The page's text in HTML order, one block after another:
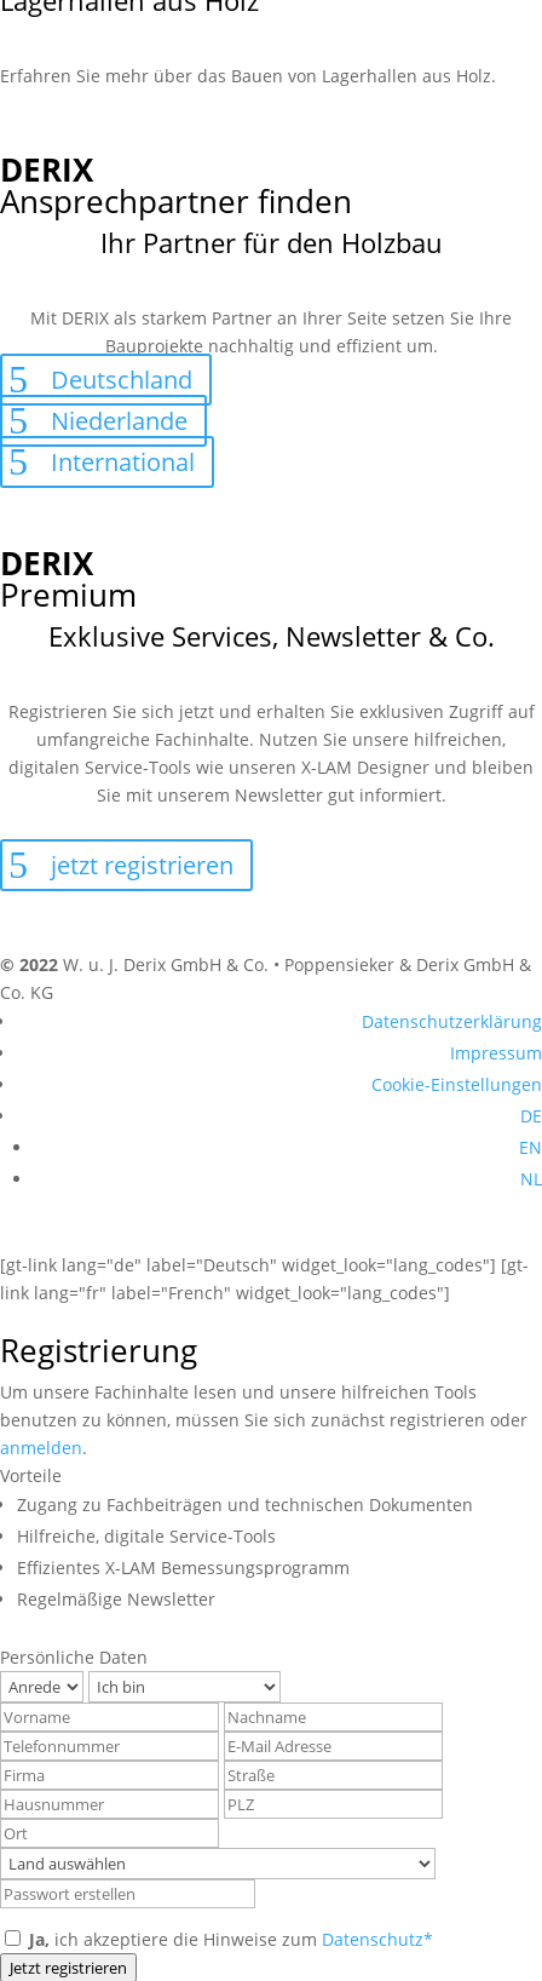
Erfahren Sie mehr über das Bauen von Lager­hallen aus Holz.
DERIX
Ansprechpartner finden
Ihr Partner für den Holzbau
Mit DERIX als starkem Partner an Ihrer Seite setzen Sie Ihre
Bauprojekte nachhaltig und effizient um.
Deutschland
Niederlande
International
DERIX
Premium
Exklusive Services, Newsletter & Co.
Registrieren Sie sich jetzt und erhalten Sie exklusiven Zugriff auf
umfangreiche Fachinhalte. Nutzen Sie unsere hilfreichen,
digitalen Service-Tools wie unseren X-LAM Designer und bleiben
Sie mit unserem Newsletter gut informiert.
jetzt registrieren
© 2022 W. u. J. Derix GmbH & Co. • Poppensieker & Derix GmbH &
Co. KG
Datenschutzerklärung
Impressum
Cookie-Einstellungen
DE
EN
NL
[gt-link lang="de" label="Deutsch" widget_look="lang_codes"] [gt-
link lang="fr" label="French" widget_look="lang_codes"]
Registrierung
Um unsere Fachinhalte lesen und unsere hilfreichen Tools
benutzen zu können, müssen Sie sich zunächst registrieren oder
anmelden.
Vorteile
Zugang zu Fachbeiträgen und technischen Dokumenten
Hilfreiche, digitale Service-Tools
Effizientes X-LAM Bemessungsprogramm
Regelmäßige Newsletter
Persönliche Daten
Ja, ich akzeptiere die Hinweise zum Datenschutz*
Jetzt registrieren